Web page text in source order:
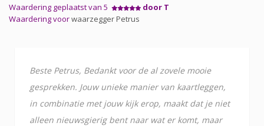
Waardering geplaatst van 5
door T
Waardering voorwaarzegger Petrus
Beste Petrus, Bedankt voor de al zovele mooie
gesprekken. Jouw unieke manier van kaartleggen,
in combinatie met jouw kijk erop, maakt dat je niet
alleen nieuwsgierig bent naar wat er komt, maar